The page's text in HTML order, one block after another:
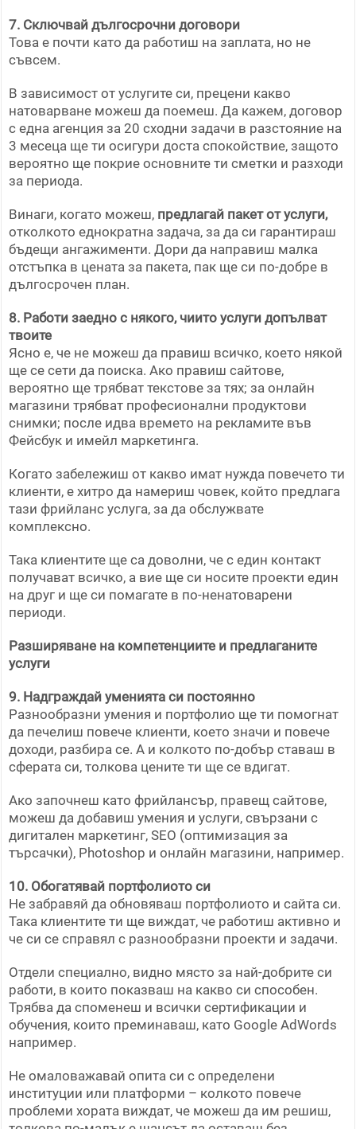
7. Сключвай дългосрочни договори
Това е почти като да работиш на заплата, но не
съвсем.
В зависимост от услугите си, прецени какво
натоварване можеш да поемеш. Да кажем, договор
с една агенция за 20 сходни задачи в разстояние на
3 месеца ще ти осигури доста спокойствие, защото
вероятно ще покрие основните ти сметки и разходи
за периода.
Винаги, когато можеш, предлагай пакет от услуги,
отколкото еднократна задача, за да си гарантираш
бъдещи ангажименти. Дори да направиш малка
отстъпка в цената за пакета, пак ще си по-добре в
дългосрочен план.
8. Работи заедно с някого, чиито услуги допълват
твоите
Ясно е, че не можеш да правиш всичко, което някой
ще се сети да поиска. Ако правиш сайтове,
вероятно ще трябват текстове за тях; за онлайн
магазини трябват професионални продуктови
снимки; после идва времето на рекламите във
Фейсбук и имейл маркетинга.
Когато забележиш от какво имат нужда повечето ти
клиенти, е хитро да намериш човек, който предлага
тази фрийланс услуга, за да обслужвате
комплексно.
Така клиентите ще са доволни, че с един контакт
получават всичко, а вие ще си носите проекти един
на друг и ще си помагате в по-ненатоварени
периоди.
Разширяване на компетенциите и предлаганите
услуги
9. Надграждай уменията си постоянно
Разнообразни умения и портфолио ще ти помогнат
да печелиш повече клиенти, което значи и повече
доходи, разбира се. А и колкото по-добър ставаш в
сферата си, толкова цените ти ще се вдигат.
Ако започнеш като фрийлансър, правещ сайтове,
можеш да добавиш умения и услуги, свързани с
дигитален маркетинг, SEO (оптимизация за
търсачки), Photoshop и онлайн магазини, например.
10. Обогатявай портфолиото си
Не забравяй да обновяваш портфолиото и сайта си.
Така клиентите ти ще виждат, че работиш активно и
че си се справял с разнообразни проекти и задачи.
Отдели специално, видно място за най-добрите си
работи, в които показваш на какво си способен.
Трябва да споменеш и всички сертификации и
обучения, които преминаваш, като Google AdWords
например.
Не омаловажавай опита си с определени
институции или платформи – колкото повече
проблеми хората виждат, че можеш да им решиш,